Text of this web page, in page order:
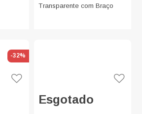
Transparente com Braço
-32%
Esgotado